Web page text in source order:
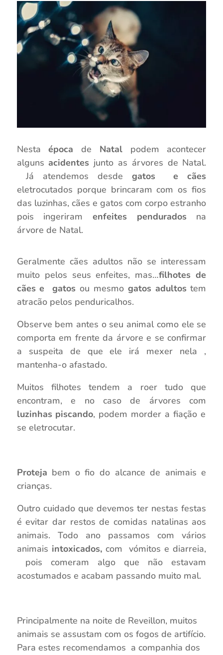
Nestaépoca de Natal podem acontecer
algunsacidentes junto as árvores de Natal.
Já atendemos desde gatos e cães
eletrocutados porque brincaram com os fios
das luzinhas, cães e gatos com corpo estranho
pois ingeriram enfeites pendurados na
árvore de Natal.
Geralmente cães adultos não se interessam
muito pelos seus enfeites, mas…filhotes de
cães e gatos ou mesmogatos adultos tem
atracão pelos penduricalhos.
Observe bem antes o seu animal como ele se
comporta em frente da árvore e se confirmar
a suspeita de que ele irá mexer nela ,
mantenha-o afastado.
Muitos filhotes tendem a roer tudo que
encontram, e no caso de árvores com
luzinhas piscando, podem morder a fiação e
se eletrocutar.
Proteja bem o fio do alcance de animais e
crianças.
Outro cuidado que devemos ter nestas festas
é evitar dar restos de comidas natalinas aos
animais. Todo ano passamos com vários
animais intoxicados, com vómitos e diarreia,
pois comeram algo que não estavam
acostumados e acabam passando muito mal.
Principalmente na noite de Reveillon, muitos
animais se assustam com os fogos de artifício.
Para estes recomendamos a companhia dos